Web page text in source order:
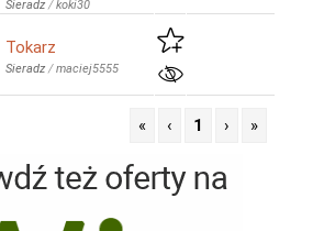
Sieradz /koki30
Tokarz
Sieradz /maciej5555
« ‹ 1 › »